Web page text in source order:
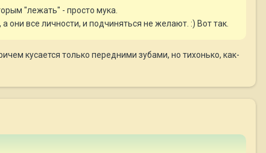
"лежать" - просто мука.
они все личности, и подчиняться не желают. :) Вот так.
кусается только передними зубами, но тихонько, как-